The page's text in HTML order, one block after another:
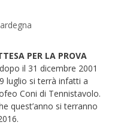
PER LA PROVA
il 31 dicembre 2001
luglio si terrà infatti a
Coni di Tennistavolo.
quest’anno si terranno